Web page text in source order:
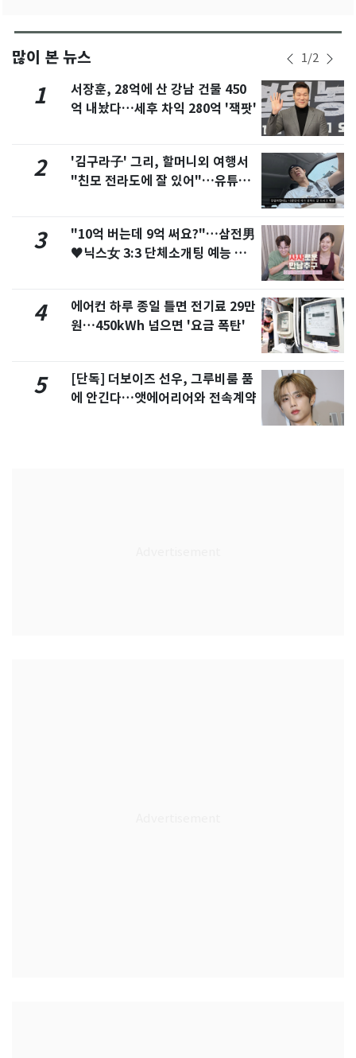
많이 본 뉴스 1/2
1
서장훈, 28억에 산 강남 건물 450
억 내놨다…세후 차익 280억 '잭팟'
2
'김구라子' 그리, 할머니외 여행서
"친모 전라도에 잘 있어"…유튜브
3
"10억 버는데 9억 써요?"…삼전男
♥닉스女 3:3 단체소개팅 예능 화
4
에어컨 하루 종일 틀면 전기료 29만
원…450kWh 넘으면 '요금 폭탄'
5
[단독] 더보이즈 선우, 그루비룸 품
에 안긴다…앳에어리어와 전속계약